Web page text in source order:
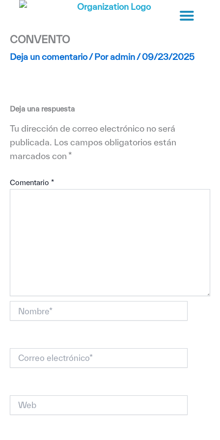
contenido
CONVENTO
Deja un comentario/ Poradmin/09/23/2025
Deja una respuesta
Tu dirección de correo electrónico no será
publicada. Los campos obligatorios están
marcados con*
Comentario *
electrónico*